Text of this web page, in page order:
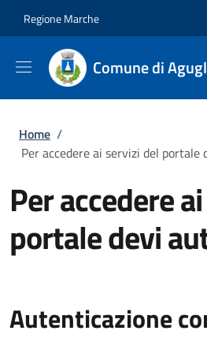
Regione Marche
Comune di
Briciole di pane
Home /
Per accedere ai servizi del
Per accedere
portale devi
Autenticazione